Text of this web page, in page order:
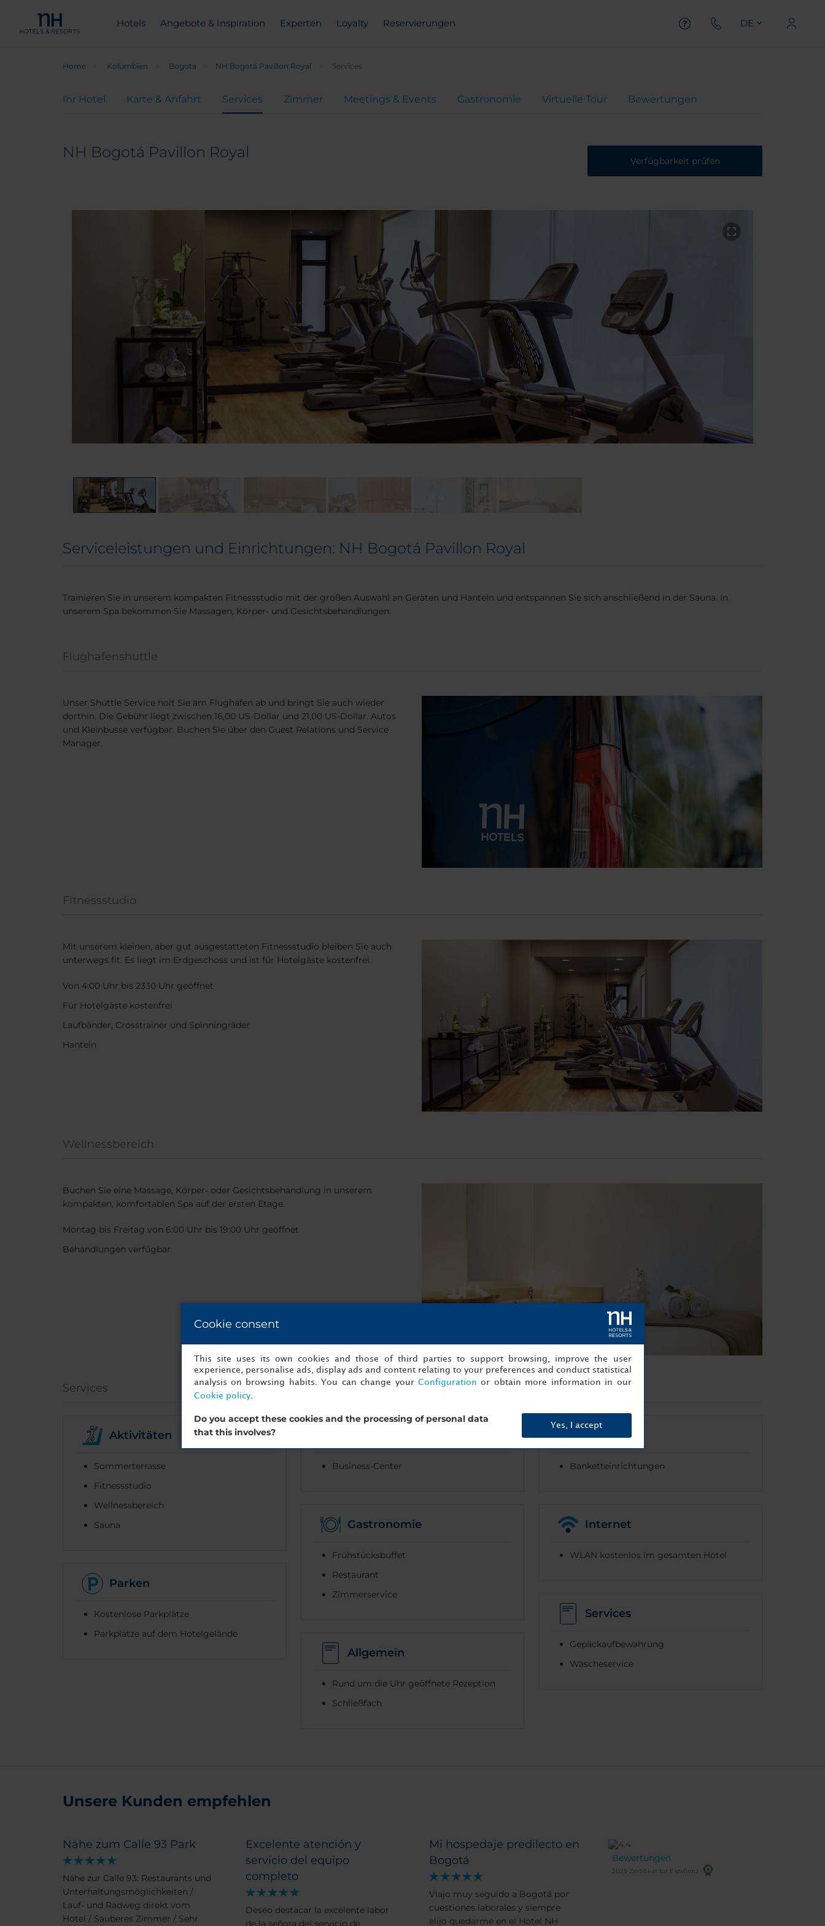
Hotels Angebote & Inspiration Experten Loyalty Reservierungen DE
Home Kolumbien Bogota NH Bogotá Pavillon Royal Services
Ihr Hotel Karte & Anfahrt Services Zimmer Meetings & Events Gastronomie Virtuelle Tour Bewertungen
NH Bogotá Pavillon Royal Verfügbarkeit prüfen
Serviceleistungen und Einrichtungen: NH Bogotá Pavillon Royal
Trainieren Sie in unserem kompakten Fitnessstudio mit der großen Auswahl an Geräten und Hanteln und entspannen Sie sich anschließend in der Sauna. In
unserem Spa bekommen Sie Massagen, Körper- und Gesichtsbehandlungen.
Flughafenshuttle
Unser Shuttle Service holt Sie am Flughafen ab und bringt Sie auch wieder
dorthin. Die Gebühr liegt zwischen 16,00 US-Dollar und 21,00 US-Dollar. Autos
und Kleinbusse verfügbar. Buchen Sie über den Guest Relations und Service
Manager.
Fitnessstudio
Mit unserem kleinen, aber gut ausgestatteten Fitnessstudio bleiben Sie auch
unterwegs fit. Es liegt im Erdgeschoss und ist für Hotelgäste kostenfrei.
Von 4:00 Uhr bis 2330 Uhr geöffnet
Für Hotelgäste kostenfrei
Laufbänder, Crosstrainer und Spinningräder
Hanteln
Wellnessbereich
Buchen Sie eine Massage, Körper- oder Gesichtsbehandlung in unserem
kompakten, komfortablen Spa auf der ersten Etage.
Montag bis Freitag von 6:00 Uhr bis 19:00 Uhr geöffnet
Behandlungen verfügbar
Services
Aktivitäten
Sommerterrasse
Fitnessstudio
Wellnessbereich
Sauna
Business-Center
Feiern
Banketteinrichtungen
Gastronomie
Frühstücksbuffet
Restaurant
Zimmerservice
Internet
WLAN kostenlos im gesamten Hotel
Parken
Kostenlose Parkplätze
Parkplätze auf dem Hotelgelände
Services
Gepäckaufbewahrung
Wäscheservice
Allgemein
Rund um die Uhr geöffnete Rezeption
Schließfach
Unsere Kunden empfehlen
Nähe zum Calle 93 Park
Nähe zur Calle 93: Restaurants und
Unterhaltungsmöglichkeiten /
Lauf- und Radweg direkt vom
Hotel / Sauberes Zimmer / Sehr
Excelente atención y
servicio del equipo
completo
Deseo destacar la excelente labor
de la señora del servicio de
Mi hospedaje predilecto en
Bogotá
Viajo muy seguido a Bogotá por
cuestiones laborales y siempre
elijo quedarme en el Hotel NH
Bewertungen
2025 Zertifikat für Exzellenz
Cookie consent
This site uses its own cookies and those of third parties to support browsing, improve the user
experience, personalise ads, display ads and content relating to your preferences and conduct statistical
analysis on browsing habits. You can change your Configuration or obtain more information in our
Cookie policy.
Do you accept these cookies and the processing of personal data
that this involves?
Yes, I accept